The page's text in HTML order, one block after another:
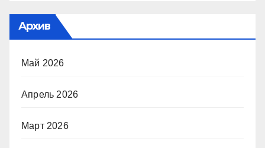
Архив
Май 2026
Апрель 2026
Март 2026